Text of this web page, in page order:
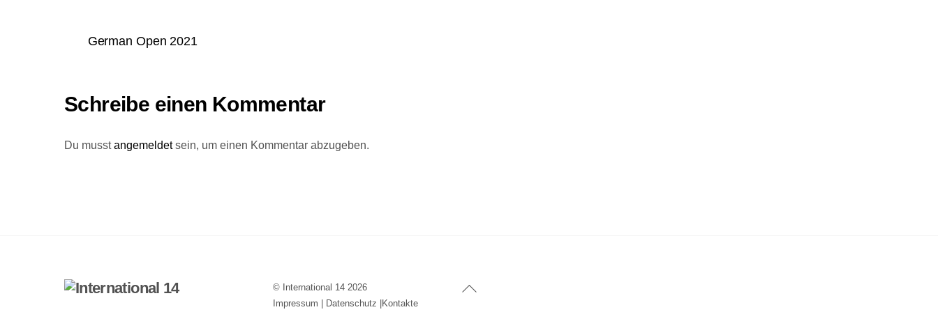
German Open 2021
Schreibe einen Kommentar
Du musstangemeldetsein, um einen Kommentar abzugeben.
Back
© International 14 2026
Impressum
Datenschutz Kontakte